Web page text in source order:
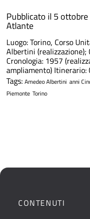
Pubblicato il 5
Atlante
Luogo: Torino, Corso
Albertini
Cronologia: 1957
ampliamento) Itinerario:
Tags: Amedeo Albertini anni
Piemonte Torino
CONTENUTI